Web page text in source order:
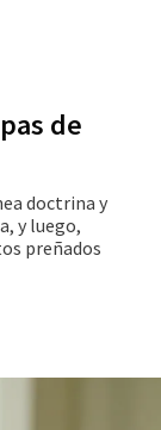
de
doctrina y
y luego,
preñados